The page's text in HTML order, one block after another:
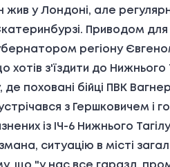
жив у Лондоні, але
Приводом
регіону
з'їздити до
поховані бійці ПВК
з Гершковичем і
із ІЧ-6 Нижнього
ситуацію в місті